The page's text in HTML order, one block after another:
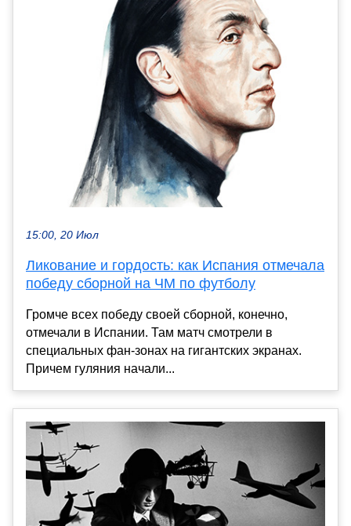
15:00, 20 Июл
Ликование и гордость: как Испания отмечала
победу сборной на ЧМ по футболу
Громче всех победу своей сборной, конечно,
отмечали в Испании. Там матч смотрели в
специальных фан-зонах на гигантских экранах.
Причем гуляния начали...